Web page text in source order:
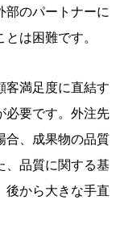
部のパートナーに
は困難です。
客満足度に直結す
必要です。外注先
合、成果物の品質
、品質に関する基
後から大きな手直